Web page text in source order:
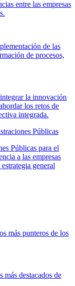
entre las empresas
de las
de procesos,
la innovación
los retos de
integrada.
Públicas
Públicas para el
a las empresas
general
más punteros de los
más destacados de